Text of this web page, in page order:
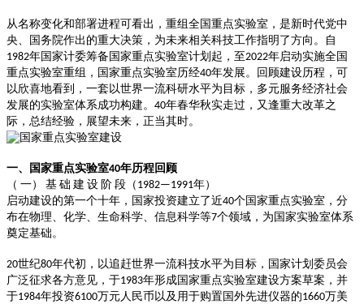
从名称变化和部署进程可看出，重组全国重点实验室，是新时代党中
央、国务院作出的重大决策，为未来相关科技工作指明了方向。自
1982年国家计委筹备国家重点实验室计划起，至2022年启动实施全国
重点实验室重组，国家重点实验室历经40年发展。回顾建设历程，可
以欣喜地看到，一套以世界一流科研水平为目标，多元服务经济社会
发展的实验室体系成功构建。 40年春华秋实走过，又逢重大改革之
际，总结经验，展望未来，正当其时。
一、国家重点实验室40年历程回顾
（ 一） 基 础 建 设 阶 段（ 1982—1991年）
启动建设的第一个十年，国家投资建立了近40个国家重点实验室，分
布在物理、化学、生命科学、信息科学等7个领域，为国家实验室体系
奠定基础。
20世纪80年代初，以追赶世界一流科技水平为目标，国家计划委员会
广泛征求各方意见，于1983年形成国家重点实验室建设方案草案，并
于1984年投资6100万元人民币以及用于购置国外先进仪器的1660万美